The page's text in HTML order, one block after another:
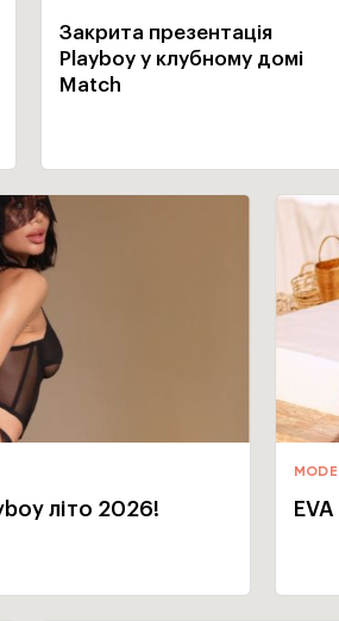
Закрита презентація
Playboy у клубному домі
Match
літо 2026!